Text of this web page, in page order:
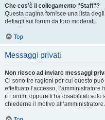
Che cos’è il collegamento “Staff”?
Questa pagina fornisce una lista
dettagli sui forum da loro moderati.
Top
Messaggi privati
Non riesco ad inviare messaggi
Ci sono tre ragioni per cui questo
effettuato l’accesso,
il Forum, oppure li ha disabilitati solo
chiederne il motivo all’amministratore.